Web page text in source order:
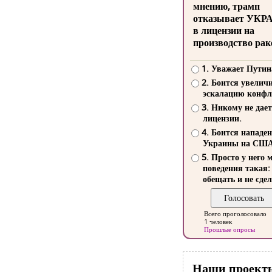
мнению, трамп
отказывает
в лицензии на
производство
1. Уважает
2. Боится
эскалацию
3. Никому не
лицензии.
4. Боится
Украины на
5. Просто у него
поведения такая:
обещать и не
Всего проголосовало
1 человек
Прошлые опросы
Наши